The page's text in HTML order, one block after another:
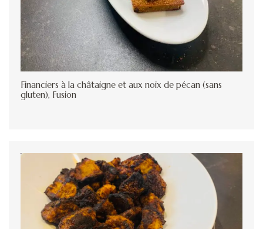
Financiers à la châtaigne et aux noix de pécan (sans
gluten), Fusion